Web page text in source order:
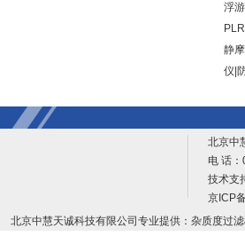
浮
PLR
静
仪|
北京中
电 话
技术支
京ICP
北京中慧天诚科技有限公司专业提供：杂质度过